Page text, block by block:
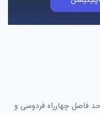
فاصل چهارراه فردوسی و